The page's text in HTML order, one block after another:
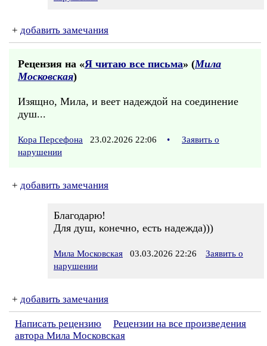
+ добавить замечания
Рецензия на «Я читаю все письма» (Мила
Московская)
Изящно, Мила, и веет надеждой на соединение
душ...
Кора Персефона 23.02.2026 22:06 •
Заявить о
нарушении
+ добавить замечания
Благодарю!
Для душ, конечно, есть надежда)))
Мила Московская 03.03.2026 22:26
Заявить о
нарушении
+ добавить замечания
Написать рецензию
Рецензии на все произведения
автора Мила Московская